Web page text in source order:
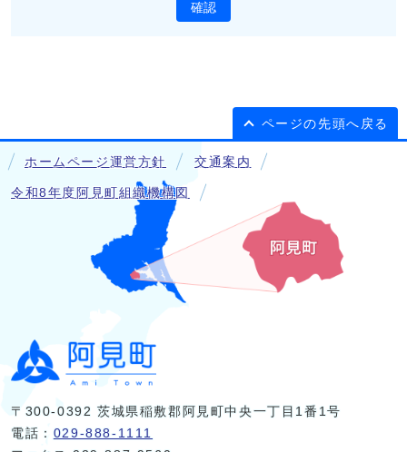
確認
ページの先頭へ戻る
ホームページ運営方針 交通案内
令和8年度阿見町組織機構図
〒300-0392 茨城県稲敷郡阿見町中央一丁目1番1号
電話： 029-888-1111